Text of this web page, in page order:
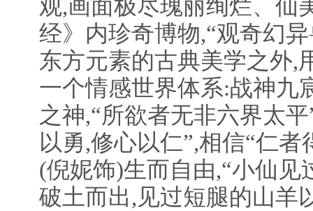
观,画面极尽瑰丽绚烂、仙
经》内珍奇博物,“观奇幻
东方元素的古典美学之外,
一个情感世界体系:战神九
之神,“所欲者无非六界太
以勇,修心以仁”,相信“仁
(倪妮饰)生而自由,“小仙见
破土而出,见过短腿的山羊